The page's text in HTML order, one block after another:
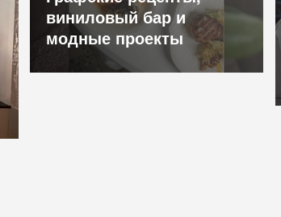
виниловый бар и
модные проекты